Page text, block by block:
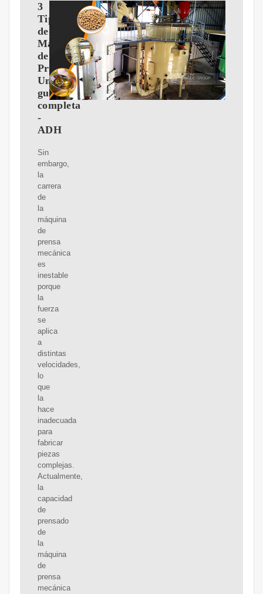
3
Tipos
de
Máquinas
de
Prensa:
Una
guía
completa
-
ADH
Sin
embargo,
la
carrera
de
la
máquina
de
prensa
mecánica
es
inestable
porque
la
fuerza
se
aplica
a
distintas
velocidades,
lo
que
la
hace
inadecuada
para
fabricar
piezas
complejas.
Actualmente,
la
capacidad
de
prensado
de
la
máquina
de
prensa
mecánica